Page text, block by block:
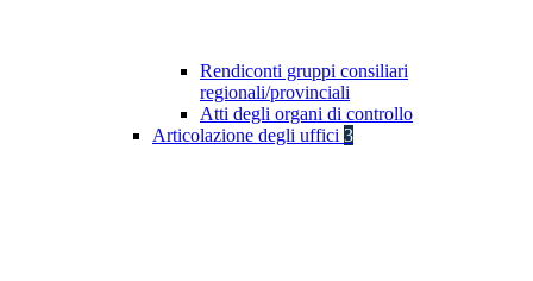
Rendiconti gruppi consiliari
regionali/provinciali
Atti degli organi di controllo
Articolazione degli uffici 3